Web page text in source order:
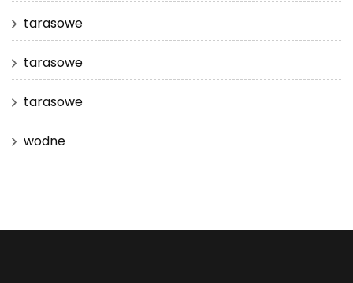
tarasowe
tarasowe
tarasowe
wodne